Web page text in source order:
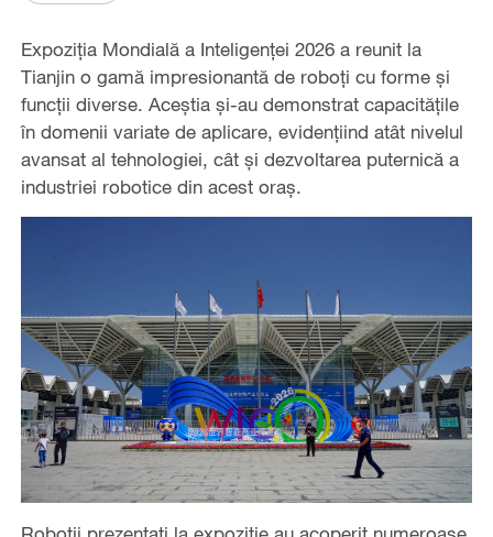
Expoziția Mondială a Inteligenței 2026 a reunit la
Tianjin o gamă impresionantă de roboți cu forme și
funcții diverse. Aceștia și-au demonstrat capacitățile
în domenii variate de aplicare, evidențiind atât nivelul
avansat al tehnologiei, cât și dezvoltarea puternică a
industriei robotice din acest oraș.